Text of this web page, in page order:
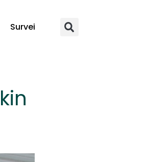
Survei